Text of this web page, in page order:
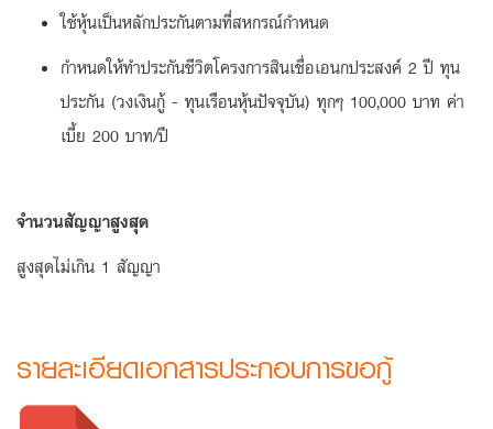
ใช้หุ้นเป็นหลักประกันตามที่สหกรณ์กำหนด
กำหนดให้ทำประกันชีวิตโครงการสินเชื่อเอนกประสงค์ 2 ปี ทุน
ประกัน (วงเงินกู้ - ทุนเรือนหุ้นปัจจุบัน) ทุกๆ 100,000 บาท ค่า
เบี้ย 200 บาท/ปี
จำนวนสัญญาสูงสุด
สูงสุดไม่เกิน 1 สัญญา
รายละเอียดเอกสารประกอบการขอกู้